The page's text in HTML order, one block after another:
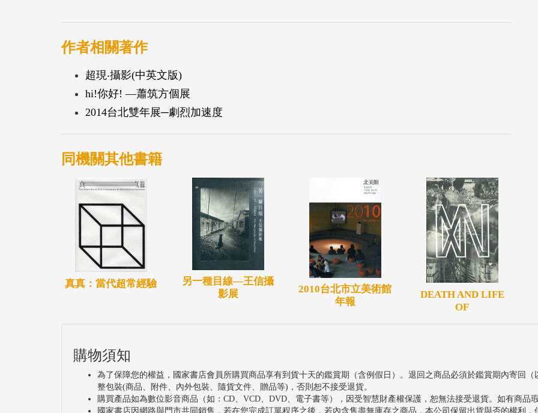
作者相關著作
超現‧攝影(中英文版)
hi!你好! —蕭筑方個展
2014台北雙年展─劇烈加速度
同機關其他書籍
真真：當代超常經驗
另一種目線―王信攝
影展
2010台北市立美術館
年報
DEATH AND LIFE
OF
購物須知
為了保障您的權益，國家書店會員所購買商品享有到貨十天的鑑賞期（含例假日）。退回之商品必須於鑑賞期內寄回
整包裝(商品、附件、內外包裝、隨貨文件、贈品等)，否則恕不接受退貨。
購買產品如為數位影音商品（如：CD、VCD、DVD、電子書等），因受智慧財產權保護，恕無法接受退貨。如有商品
國家書店因網路與門市共同銷售，若在您完成訂單程序之後，若內含售盡無庫存之商品，本公司保留出貨與否的權利